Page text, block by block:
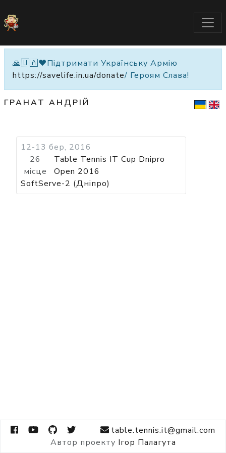
🙏🇺🇦❤️Підтримати Українську Армію
https://savelife.in.ua/donate/ Героям Слава!
ГРАНАТ АНДРІЙ
12-13 бер, 2016
26
місце
Table Tennis IT Cup Dnipro
Open 2016
SoftServe-2 (Дніпро)
table.tennis.it@gmail.com
Автор проекту Ігор Палагута